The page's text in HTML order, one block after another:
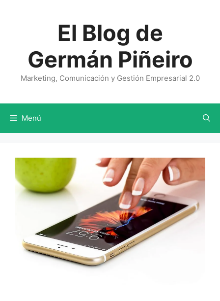
El Blog de
Germán Piñeiro
Marketing, Comunicación y Gestión Empresarial 2.0
Menú